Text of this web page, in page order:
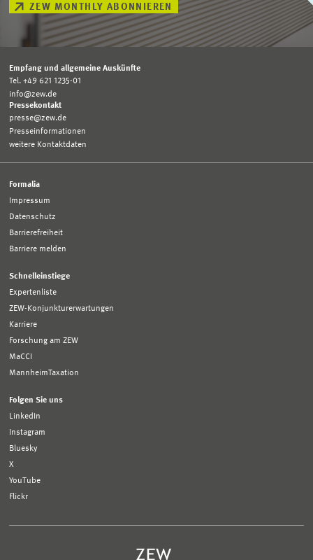
ZEW MONTHLY ABONNIEREN
Empfang und allgemeine Auskünfte
Tel. +49 621 1235-01
info@zew.de
Pressekontakt
presse@zew.de
Presseinformationen
weitere Kontaktdaten
Formalia
Impressum
Datenschutz
Barrierefreiheit
Barriere melden
Schnelleinstiege
Expertenliste
ZEW-Konjunkturerwartungen
Karriere
Forschung am ZEW
MaCCI
MannheimTaxation
Folgen Sie uns
LinkedIn
Instagram
Bluesky
X
YouTube
Flickr